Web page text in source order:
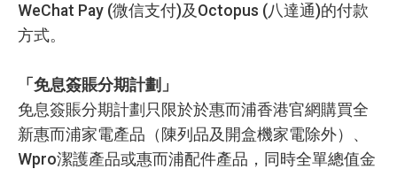
WeChat Pay (微信支付)及Octopus (八達通)的付款
方式。
「免息簽賬分期計劃」
免息簽賬分期計劃只限於於惠而浦香港官網購買全
新惠而浦家電產品（陳列品及開盒機家電除外）、
Wpro潔護產品或惠而浦配件產品，同時全單總值金